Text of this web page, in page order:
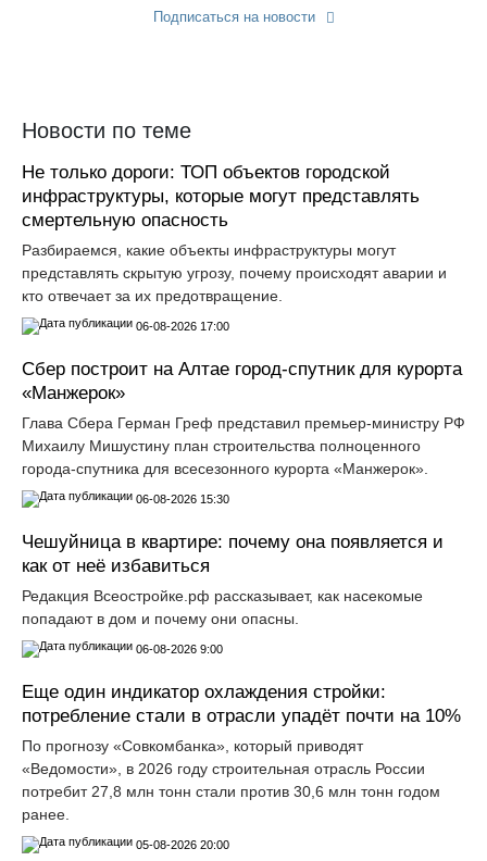
Подписаться на новости
Новости по теме
Не только дороги: ТОП объектов городской
инфраструктуры, которые могут представлять
смертельную опасность
Разбираемся, какие объекты инфраструктуры могут
представлять скрытую угрозу, почему происходят аварии и
кто отвечает за их предотвращение.
06-08-2026 17:00
Сбер построит на Алтае город-спутник для курорта
«Манжерок»
Глава Сбера Герман Греф представил премьер-министру РФ
Михаилу Мишустину план строительства полноценного
города-спутника для всесезонного курорта «Манжерок».
06-08-2026 15:30
Чешуйница в квартире: почему она появляется и
как от неё избавиться
Редакция Всеостройке.рф рассказывает, как насекомые
попадают в дом и почему они опасны.
06-08-2026 9:00
Еще один индикатор охлаждения стройки:
потребление стали в отрасли упадёт почти на 10%
По прогнозу «Совкомбанка», который приводят
«Ведомости», в 2026 году строительная отрасль России
потребит 27,8 млн тонн стали против 30,6 млн тонн годом
ранее.
05-08-2026 20:00